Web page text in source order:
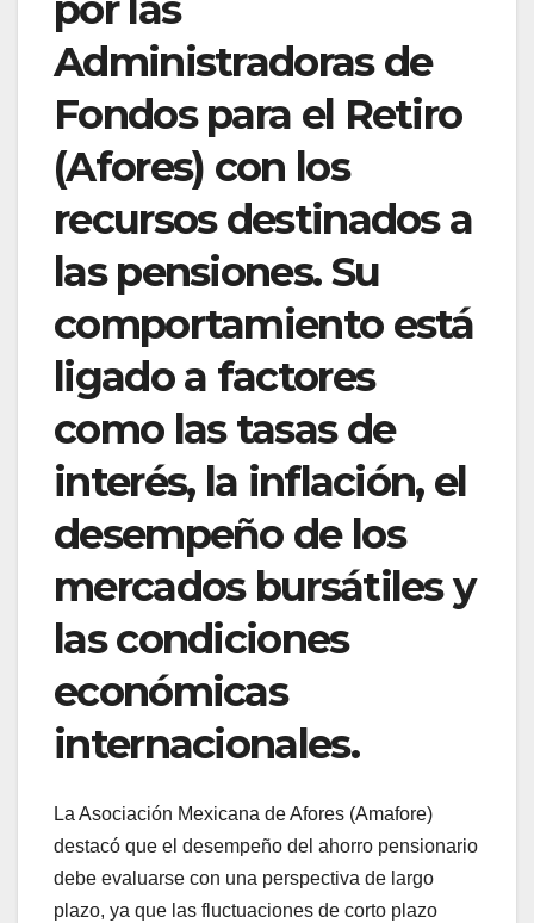
Administradoras de
Fondos para el Retiro
(Afores) con los
recursos destinados a
las pensiones. Su
comportamiento está
ligado a factores
como las tasas de
interés, la inflación, el
desempeño de los
mercados bursátiles y
las condiciones
económicas
internacionales.
La Asociación Mexicana de Afores (Amafore)
destacó que el desempeño del ahorro pensionario
debe evaluarse con una perspectiva de largo
plazo, ya que las fluctuaciones de corto plazo